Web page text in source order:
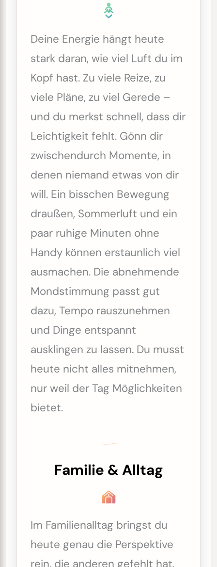
Deine Energie hängt heute
stark daran, wie viel Luft du im
Kopf hast. Zu viele Reize, zu
viele Pläne, zu viel Gerede –
und du merkst schnell, dass dir
Leichtigkeit fehlt. Gönn dir
zwischendurch Momente, in
denen niemand etwas von dir
will. Ein bisschen Bewegung
draußen, Sommerluft und ein
paar ruhige Minuten ohne
Handy können erstaunlich viel
ausmachen. Die abnehmende
Mondstimmung passt gut
dazu, Tempo rauszunehmen
und Dinge entspannt
ausklingen zu lassen. Du musst
heute nicht alles mitnehmen,
nur weil der Tag Möglichkeiten
bietet.
Familie & Alltag
Im Familienalltag bringst du
heute genau die Perspektive
rein, die anderen gefehlt hat.